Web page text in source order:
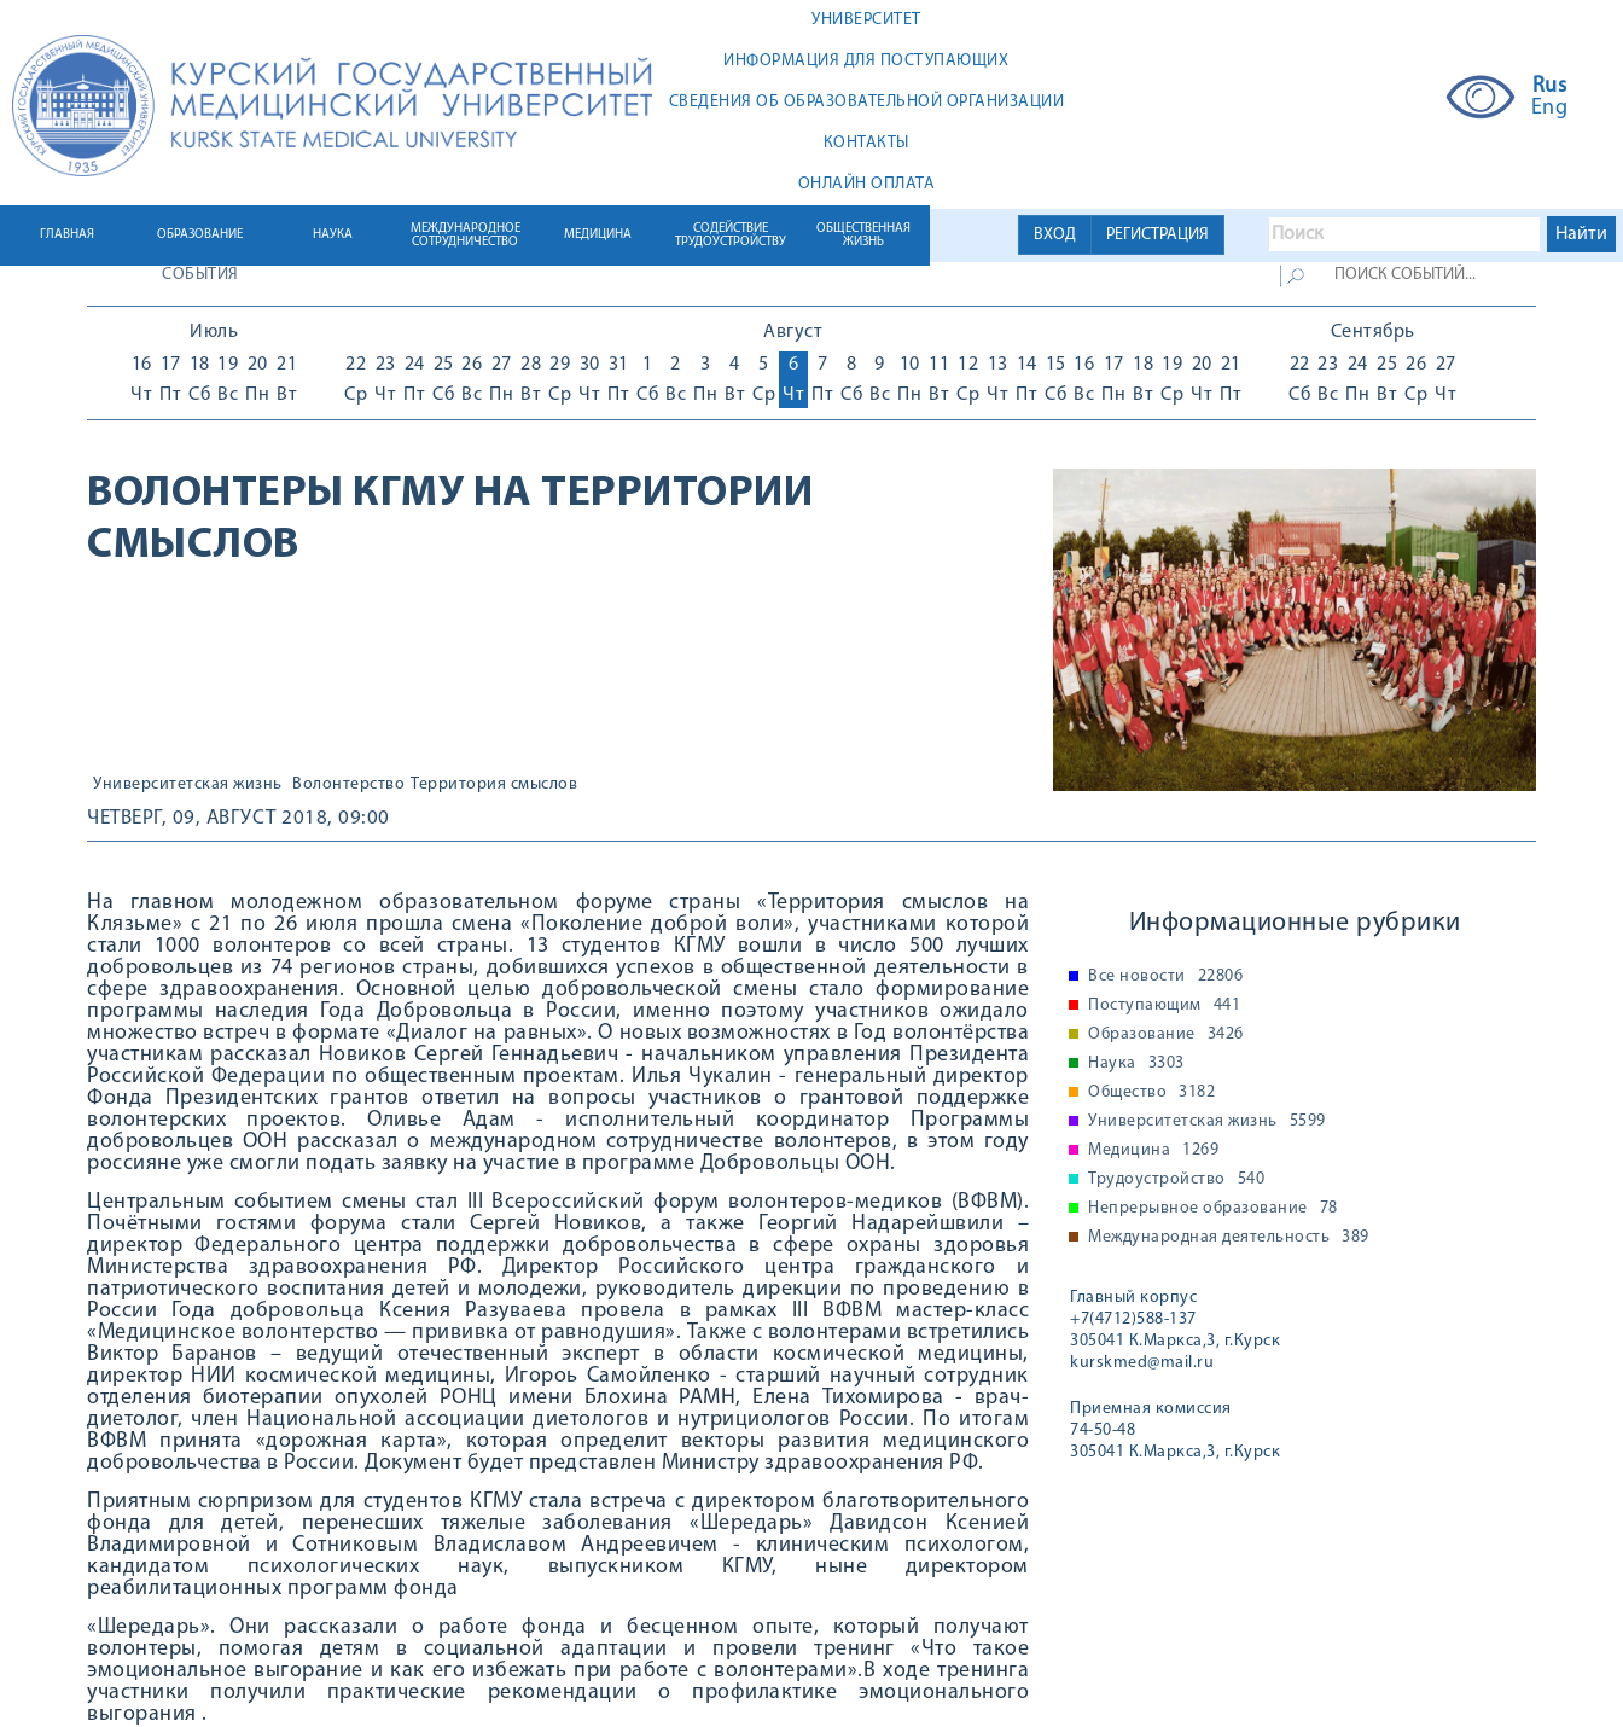
УНИВЕРСИТЕТ
ИНФОРМАЦИЯ ДЛЯ ПОСТУПАЮЩИХ
СВЕДЕНИЯ ОБ ОБРАЗОВАТЕЛЬНОЙ ОРГАНИЗАЦИИ
КОНТАКТЫ
ОНЛАЙН ОПЛАТА
Rus
Eng
ВХОД РЕГИСТРАЦИЯ
ГЛАВНАЯ ОБРАЗОВАНИЕ НАУКА
МЕЖДУНАРОДНОЕ
СОТРУДНИЧЕСТВО
МЕДИЦИНА
СОДЕЙСТВИЕ
ТРУДОУСТРОЙСТВУ
ОБЩЕСТВЕННАЯ
ЖИЗНЬ
СОБЫТИЯ
Июль
16
Чт
17
Пт
18
Сб
19
Вс
20
Пн
21
Вт
Август
22
Ср
23
Чт
24
Пт
25
Сб
26
Вс
27
Пн
28
Вт
29
Ср
30
Чт
31
Пт
1
Сб
2
Вс
3
Пн
4
Вт
5
Ср
6
Чт
7
Пт
8
Сб
9
Вс
10
Пн
11
Вт
12
Ср
13
Чт
14
Пт
15
Сб
16
Вс
17
Пн
18
Вт
19
Ср
20
Чт
21
Пт
Сентябрь
22
Сб
23
Вс
24
Пн
25
Вт
26
Ср
27
Чт
ВОЛОНТЕРЫ КГМУ НА ТЕРРИТОРИИ
СМЫСЛОВ
Университетская жизнь Волонтерство Территория смыслов
ЧЕТВЕРГ, 09, АВГУСТ 2018, 09:00
На главном молодежном образовательном форуме страны «Территория смыслов на
Клязьме» с 21 по 26 июля прошла смена «Поколение доброй воли», участниками которой
стали 1000 волонтеров со всей страны. 13 студентов КГМУ вошли в число 500 лучших
добровольцев из 74 регионов страны, добившихся успехов в общественной деятельности в
сфере здравоохранения. Основной целью добровольческой смены стало формирование
программы наследия Года Добровольца в России, именно поэтому участников ожидало
множество встреч в формате «Диалог на равных». О новых возможностях в Год волонтёрства
участникам рассказал Новиков Сергей Геннадьевич - начальником управления Президента
Российской Федерации по общественным проектам. Илья Чукалин - генеральный директор
Фонда Президентских грантов ответил на вопросы участников о грантовой поддержке
волонтерских проектов. Оливье Адам - исполнительный координатор Программы
добровольцев ООН рассказал о международном сотрудничестве волонтеров, в этом году
россияне уже смогли подать заявку на участие в программе Добровольцы ООН.
Центральным событием смены стал III Всероссийский форум волонтеров-медиков (ВФВМ).
Почётными гостями форума стали Сергей Новиков, а также Георгий Надарейшвили –
директор Федерального центра поддержки добровольчества в сфере охраны здоровья
Министерства здравоохранения РФ. Директор Российского центра гражданского и
патриотического воспитания детей и молодежи, руководитель дирекции по проведению в
России Года добровольца Ксения Разуваева провела в рамках III ВФВМ мастер-класс
«Медицинское волонтерство — прививка от равнодушия». Также с волонтерами встретились
Виктор Баранов – ведущий отечественный эксперт в области космической медицины,
директор НИИ космической медицины, Игороь Самойленко - старший научный сотрудник
отделения биотерапии опухолей РОНЦ имени Блохина РАМН, Елена Тихомирова - врач-
диетолог, член Национальной ассоциации диетологов и нутрициологов России. По итогам
ВФВМ принята «дорожная карта», которая определит векторы развития медицинского
добровольчества в России. Документ будет представлен Министру здравоохранения РФ.
Приятным сюрпризом для студентов КГМУ стала встреча с директором благотворительного
фонда для детей, перенесших тяжелые заболевания «Шередарь» Давидсон Ксенией
Владимировной и Сотниковым Владиславом Андреевичем - клиническим психологом,
кандидатом психологических наук, выпускником КГМУ, ныне директором
реабилитационных программ фонда
«Шередарь». Они рассказали о работе фонда и бесценном опыте, который получают
волонтеры, помогая детям в социальной адаптации и провели тренинг «Что такое
эмоциональное выгорание и как его избежать при работе с волонтерами».В ходе тренинга
участники получили практические рекомендации о профилактике эмоционального
выгорания .
Информационные рубрики
Все новости
22806
Поступающим
441
Образование
3426
Наука
3303
Общество
3182
Университетская жизнь
5599
Медицина
1269
Трудоустройство
540
Непрерывное образование
78
Международная деятельность
389
Главный корпус
+7(4712)588-137
305041 К.Маркса,3, г.Курск
kurskmed@mail.ru
Приемная комиссия
74-50-48
305041 К.Маркса,3, г.Курск